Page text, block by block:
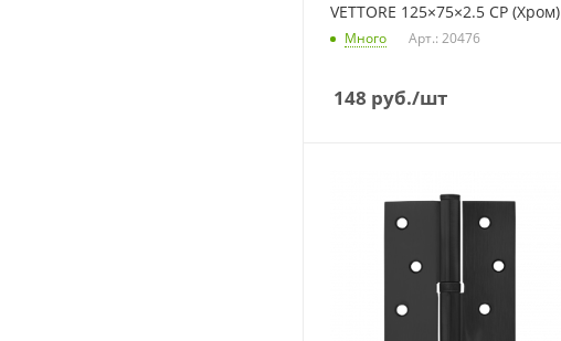
VETTORE 125×75×2.5 CP (Хром)
Много Арт.: 20476
148 руб./шт